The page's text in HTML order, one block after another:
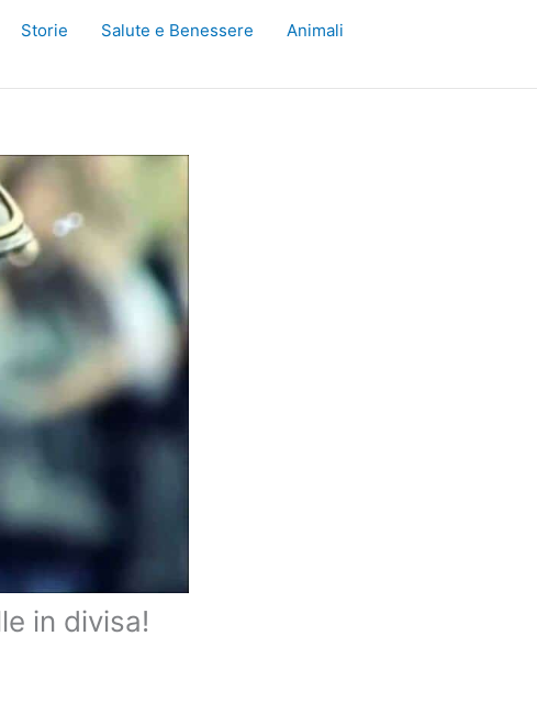
Storie Salute e Benessere
Animali
in divisa!